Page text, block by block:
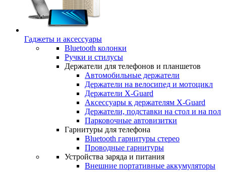
Гаджеты и аксессуары
Bluetooth колонки
Ручки и стилусы
Держатели для телефонов и планшетов
Автомобильные держатели
Держатели на велосипед и мотоцикл
Держатели X-Guard
Аксессуары к держателям X-Guard
Держатели, подставки на стол и на пол
Парковочные автовизитки
Гарнитуры для телефона
Bluetooth гарнитуры стерео
Проводные гарнитуры
Устройства заряда и питания
Внешние портативные аккумуляторы